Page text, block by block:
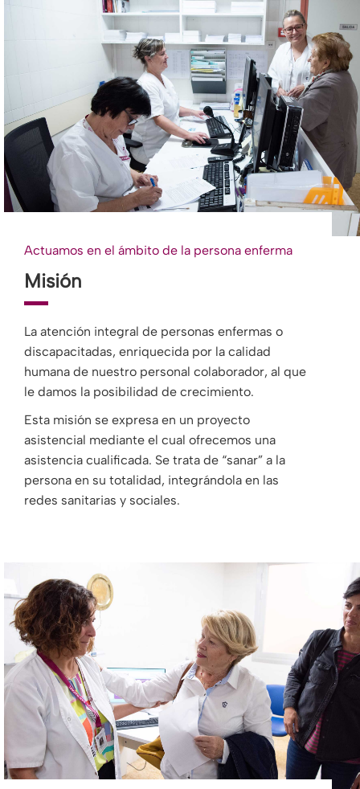
Actuamos en el ámbito de la persona enferma
Misión
La atención integral de personas enfermas o
discapacitadas, enriquecida por la calidad
humana de nuestro personal colaborador, al que
le damos la posibilidad de crecimiento.
Esta misión se expresa en un proyecto
asistencial mediante el cual ofrecemos una
asistencia cualificada. Se trata de “sanar” a la
persona en su totalidad, integrándola en las
redes sanitarias y sociales.